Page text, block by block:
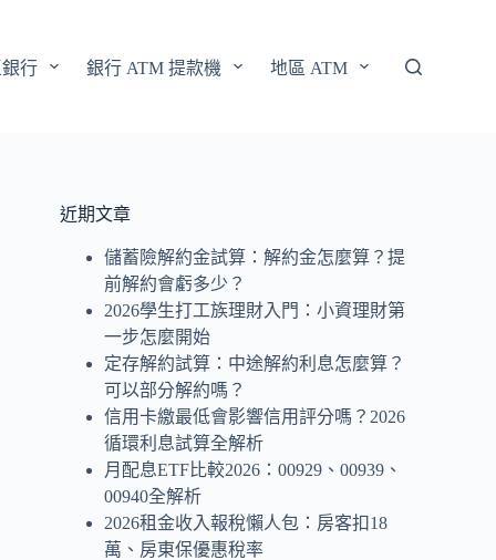
行 銀行 ATM 提款機 地區 ATM
近期文章
儲蓄險解約金試算：解約金怎麼算？提
前解約會虧多少？
2026學生打工族理財入門：小資理財第
一步怎麼開始
定存解約試算：中途解約利息怎麼算？
可以部分解約嗎？
信用卡繳最低會影響信用評分嗎？2026
循環利息試算全解析
月配息ETF比較2026：00929、00939、
00940全解析
2026租金收入報稅懶人包：房客扣18
萬、房東保優惠稅率